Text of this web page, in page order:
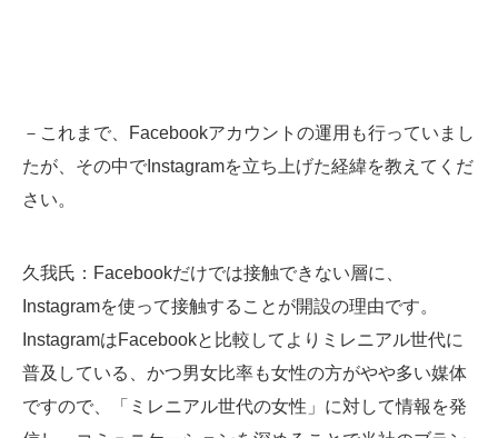
－これまで、Facebookアカウントの運用も行っていまし
たが、その中でInstagramを立ち上げた経緯を教えてくだ
さい。
久我氏 ：Facebookだけでは接触できない層に、
Instagramを使って接触することが開設の理由です。
InstagramはFacebookと比較してよりミレニアル世代に
普及している、かつ男女比率も女性の方がやや多い媒体
ですので、「ミレニアル世代の女性」に対して情報を発